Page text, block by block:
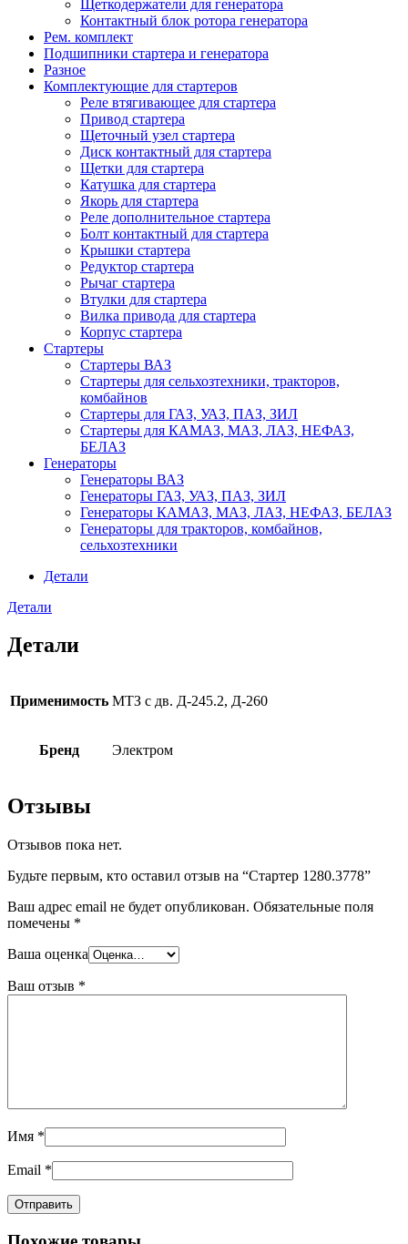
Щеткодержатели для генератора
Контактный блок ротора генератора
Рем. комплект
Подшипники стартера и генератора
Разное
Комплектующие для стартеров
Реле втягивающее для стартера
Привод стартера
Щеточный узел стартера
Диск контактный для стартера
Щетки для стартера
Катушка для стартера
Якорь для стартера
Реле дополнительное стартера
Болт контактный для стартера
Крышки стартера
Редуктор стартера
Рычаг стартера
Втулки для стартера
Вилка привода для стартера
Корпус стартера
Стартеры
Стартеры ВАЗ
Стартеры для сельхозтехники, тракторов,
комбайнов
Стартеры для ГАЗ, УАЗ, ПАЗ, ЗИЛ
Стартеры для КАМАЗ, МАЗ, ЛАЗ, НЕФАЗ,
БЕЛАЗ
Генераторы
Генераторы ВАЗ
Генераторы ГАЗ, УАЗ, ПАЗ, ЗИЛ
Генераторы КАМАЗ, МАЗ, ЛАЗ, НЕФАЗ, БЕЛАЗ
Генераторы для тракторов, комбайнов,
сельхозтехники
Детали
Детали
Детали
Применимость МТЗ с дв. Д-245.2, Д-260
Бренд Электром
Отзывы
Отзывов пока нет.
Будьте первым, кто оставил отзыв на “Стартер 1280.3778”
Ваш адрес email не будет опубликован. Обязательные поля
помечены *
Ваша оценка
Ваш отзыв *
Имя *
Email *